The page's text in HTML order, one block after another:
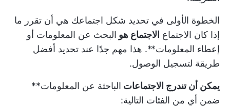
الخطوة الأولى في تحديد شكل اجتماعك هي أن تقرر ما
إذا كان الاجتماع الاجتماع هو البحث عن المعلومات أو
إعطاء المعلومات**. هذا مهم جدًا عند تحديد أفضل
طريقة لتسجيل الوصول.
يمكن أن تندرج الاجتماعات الباحثة عن المعلومات**
ضمن أي من الفئات التالية: